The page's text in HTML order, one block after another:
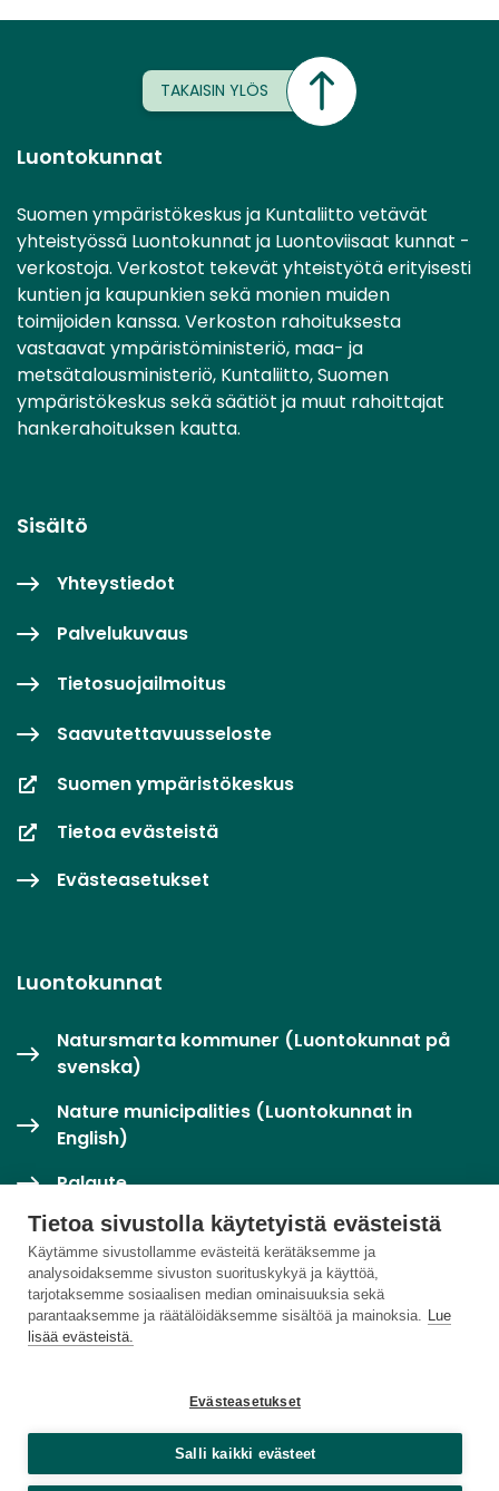
Tietoa sivustolla käytetyistä evästeistä
Käytämme sivustollamme evästeitä kerätäksemme ja
analysoidaksemme sivuston suorituskykyä ja käyttöä,
tarjotaksemme sosiaalisen median ominaisuuksia sekä
parantaaksemme ja räätälöidäksemme sisältöä ja mainoksia. Lue
lisää evästeistä.
Evästeasetukset
Salli kaikki evästeet
TAKAISIN YLÖS
Luontokunnat
Suomen ympäristökeskus ja Kuntaliitto vetävät
yhteistyössä Luontokunnat ja Luontoviisaat kunnat -
verkostoja. Verkostot tekevät yhteistyötä erityisesti
kuntien ja kaupunkien sekä monien muiden
toimijoiden kanssa. Verkoston rahoituksesta
vastaavat ympäristöministeriö, maa- ja
metsätalousministeriö, Kuntaliitto, Suomen
ympäristökeskus sekä säätiöt ja muut rahoittajat
hankerahoituksen kautta.
Sisältö
Yhteystiedot
Palvelukuvaus
Tietosuojailmoitus
Saavutettavuusseloste
Suomen ympäristökeskus
Tietoa evästeistä
Evästeasetukset
Luontokunnat
Natursmarta kommuner (Luontokunnat på
svenska)
Nature municipalities (Luontokunnat in
English)
Palaute
Twitter / X
Luontoloikka-palvelu